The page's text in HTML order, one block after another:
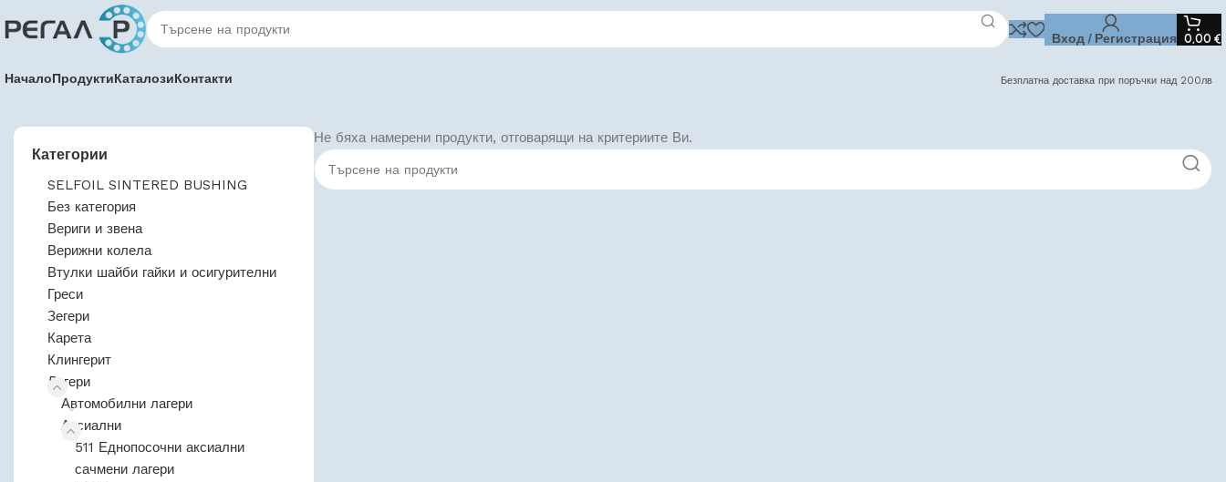
Вход / Регистрация 0,00 €
НачалоПродуктиКаталозиКонтакти Безплатна доставка при поръчки над 200лв
Категории
SELFOIL SINTERED BUSHING
Без категория
Вериги и звена
Верижни колела
Втулки шайби гайки и осигурителни
Греси
Зегери
Карета
Клингерит
Лагери
Автомобилни лагери
Аксиални
511 Еднопосочни аксиални
сачмени лагери
Не бяха намерени продукти, отговарящи на критериите Ви.